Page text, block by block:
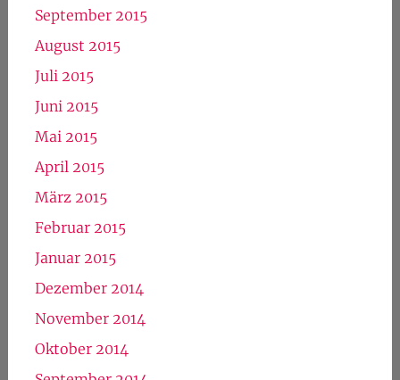
September 2015
August 2015
Juli 2015
Juni 2015
Mai 2015
April 2015
März 2015
Februar 2015
Januar 2015
Dezember 2014
November 2014
Oktober 2014